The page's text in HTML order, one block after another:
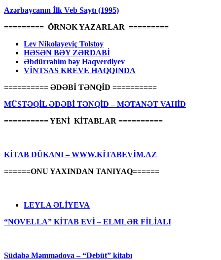
Azərbaycanın İlk Veb Saytı (1995)
========= ÖRNƏK YAZARLAR =========
Lev Nikolayeviç Tolstoy
HƏSƏN BƏY ZƏRDABİ
Əbdürrəhim bəy Haqverdiyev
VİNTSAS KREVE HAQQINDA
========== ƏDƏBİ TƏNQİD ==========
MÜSTƏQİL ƏDƏBİ TƏNQİD – MƏTANƏT VAHİD
========== YENİ KİTABLAR ==========
KİTAB DÜKANI – WWW.KİTABEVİM.AZ
======ONU YAXINDAN TANIYAQ======
LEYLA ƏLİYEVA
“NOVELLA” KİTAB EVİ – ELMLƏR FİLİALI
Südabə Məmmədova – “Debüt” kitabı